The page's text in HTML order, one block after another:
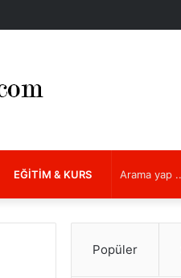
EĞITIM & KURS
Popüler